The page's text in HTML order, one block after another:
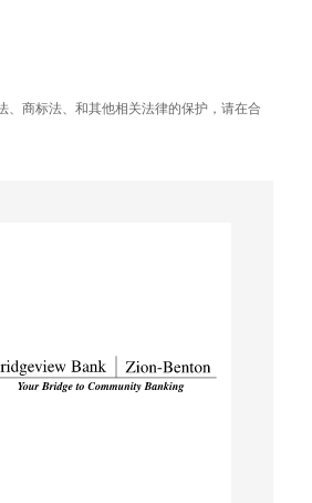
、商标法、和其他相关法律的保护，请在合